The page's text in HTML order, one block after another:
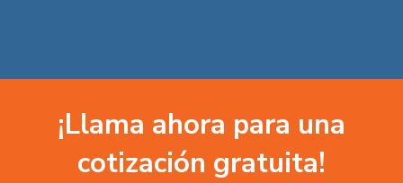
¡Llama ahora para una
cotización gratuita!